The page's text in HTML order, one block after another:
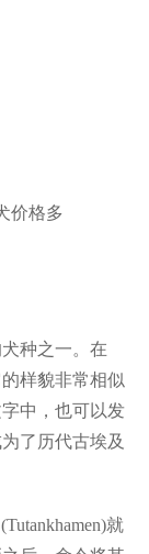
种之一。在
样貌非常相似
中，也可以发
了历代古埃及
就